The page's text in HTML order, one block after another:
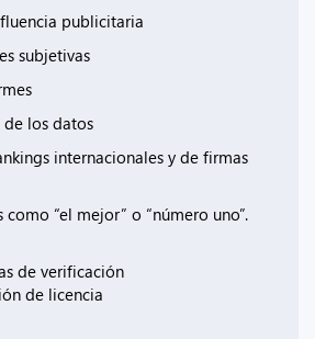
publicitaria
subjetivas
los datos
internacionales y de firmas
“el mejor” o “número uno”.
de verificación
de licencia